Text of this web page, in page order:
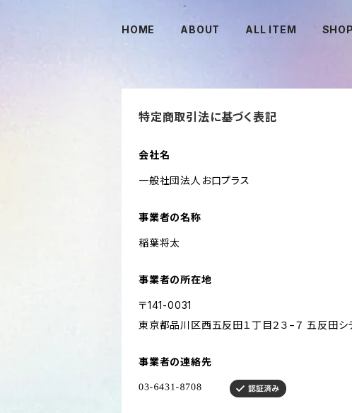
HOME ABOUT ALL ITEM
特定商取引法に基づく表記
会社名
一般社団法人お口プラス
事業者の名称
稲葉将太
事業者の所在地
〒141-0031
東京都品川区西五反田１丁目２３−７ 五反田シ
事業者の連絡先